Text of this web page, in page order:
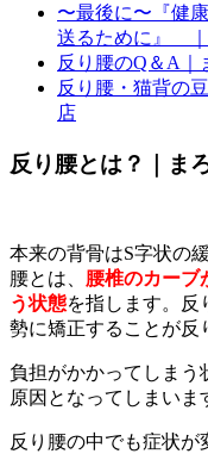
〜最後に〜『健
送るために』 ｜
反り腰のQ＆A｜
反り腰・猫背の
店
反り腰とは？｜ま
本来の背骨はS字状の
腰とは、 腰椎のカーブ
う状態を指します。反
勢に矯正することが反
負担がかかってしま
原因となってしまいま
反り腰の中でも症状